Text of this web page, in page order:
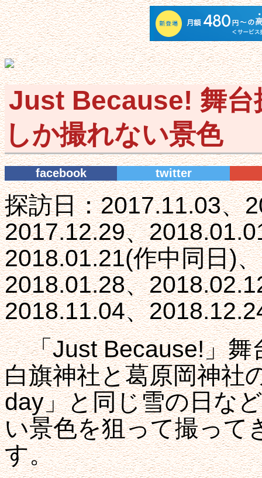
Just Because! 舞
しか撮れない景色
facebook twitter
探訪日：2017.11.03、
2017.12.29、
2018.01.21(作中同日)
2018.01.28、
2018.11.04、
「Just Because!」舞
白旗神社と葛原岡神社
day」と同じ雪の日な
い景色を狙って撮って
す。